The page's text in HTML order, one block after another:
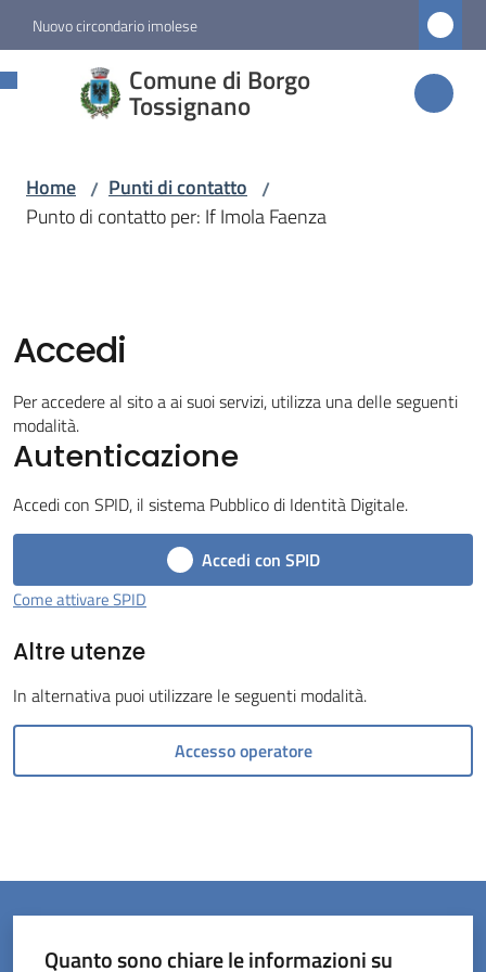
Vai al contenuto
Vai alla navigazione
Vai al footer
Nuovo circondario imolese
Comune di Borgo
Tossignano
Comune di
Borgo
Servizi
Vivere
Borgo
on-
Home / Punti di contatto /
Punto di contatto per: If Imola Faenza
Accedi
Per accedere al sito a ai suoi servizi, utilizza una delle seguenti
modalità.
Autenticazione
Accedi con SPID, il sistema Pubblico di Identità Digitale.
Accedi con SPID
Come attivare SPID
Altre utenze
In alternativa puoi utilizzare le seguenti modalità.
Accesso operatore
Quanto sono chiare le informazioni su